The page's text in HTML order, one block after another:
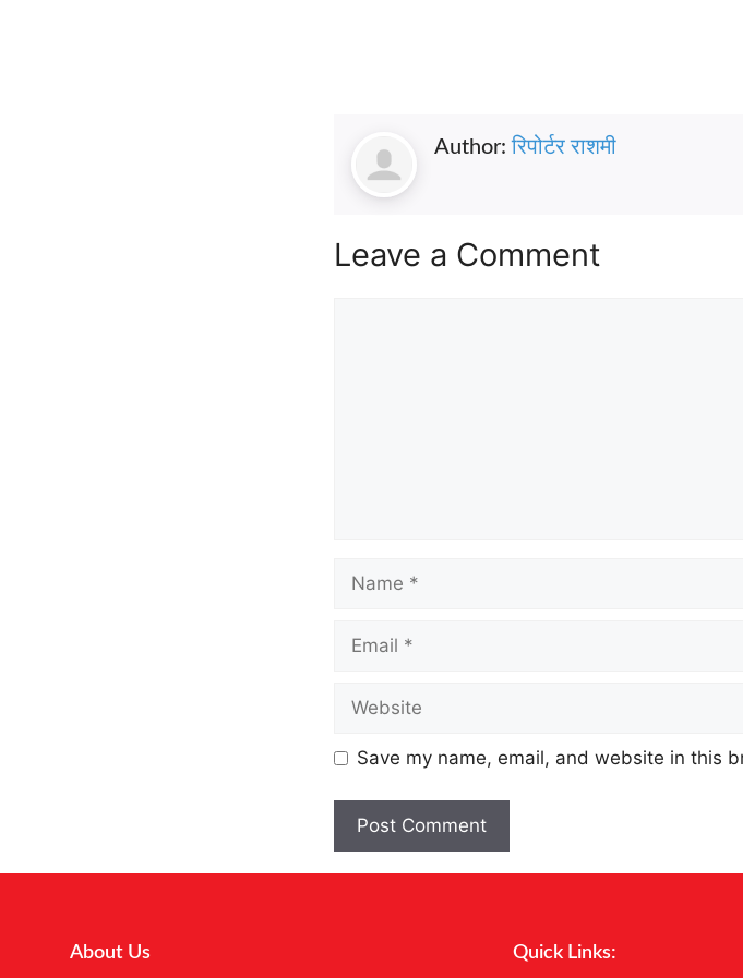
Author:रिपोर्टर राशमी
Leave a Comment
Save my name, email, and website in this
About Us Quick Links: